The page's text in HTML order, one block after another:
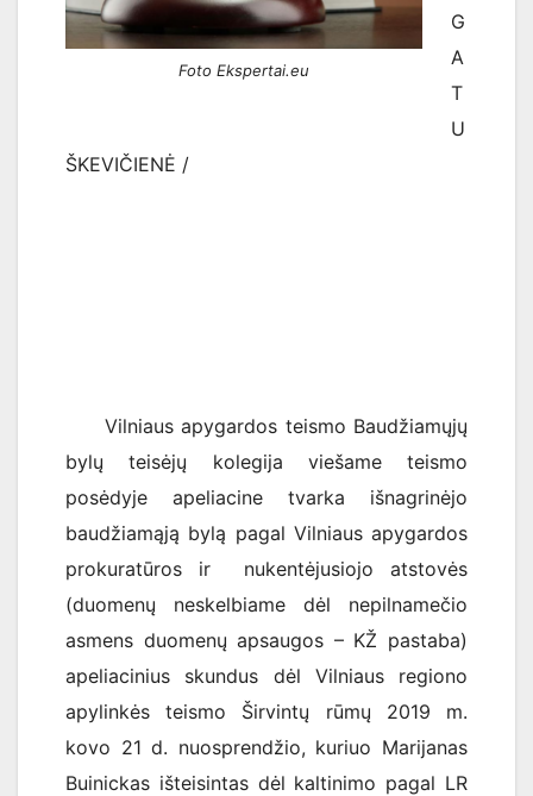
Foto Ekspertai.eu
G
A
T
U
ŠKEVIČIENĖ /
Vilniaus apygardos teismo Baudžiamųjų
bylų teisėjų kolegija viešame teismo
posėdyje apeliacine tvarka išnagrinėjo
baudžiamąją bylą pagal Vilniaus apygardos
prokuratūros ir nukentėjusiojo atstovės
(duomenų neskelbiame dėl nepilnamečio
asmens duomenų apsaugos – KŽ pastaba)
apeliacinius skundus dėl Vilniaus regiono
apylinkės teismo Širvintų rūmų 2019 m.
kovo 21 d. nuosprendžio, kuriuo Marijanas
Buinickas išteisintas dėl kaltinimo pagal LR